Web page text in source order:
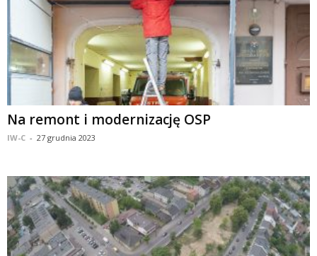
Na remont i modernizację OSP
IW-C - 27 grudnia 2023